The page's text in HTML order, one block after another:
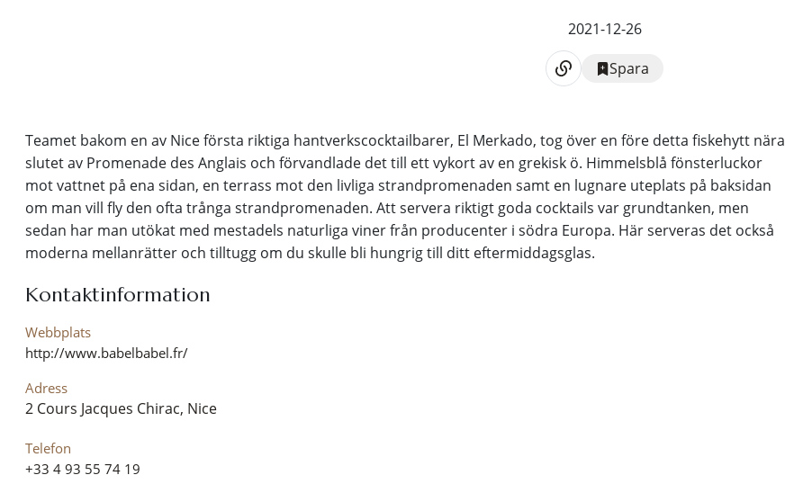
2021-12-26
Spara
Teamet bakom en av Nice första riktiga hantverkscocktailbarer, El Merkado, tog över en före detta fiskehytt nära
slutet av Promenade des Anglais och förvandlade det till ett vykort av en grekisk ö. Himmelsblå fönsterluckor
mot vattnet på ena sidan, en terrass mot den livliga strandpromenaden samt en lugnare uteplats på baksidan
om man vill fly den ofta trånga strandpromenaden. Att servera riktigt goda cocktails var grundtanken, men
sedan har man utökat med mestadels naturliga viner från producenter i södra Europa. Här serveras det också
moderna mellanrätter och tilltugg om du skulle bli hungrig till ditt eftermiddagsglas.
Kontaktinformation
Webbplats
http://www.babelbabel.fr/
Adress
2 Cours Jacques Chirac, Nice
Telefon
+33 4 93 55 74 19